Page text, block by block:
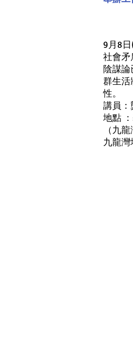
9月8日
社會矛
陰謀
群生活
性。
講員：
地點
（九
九龍灣